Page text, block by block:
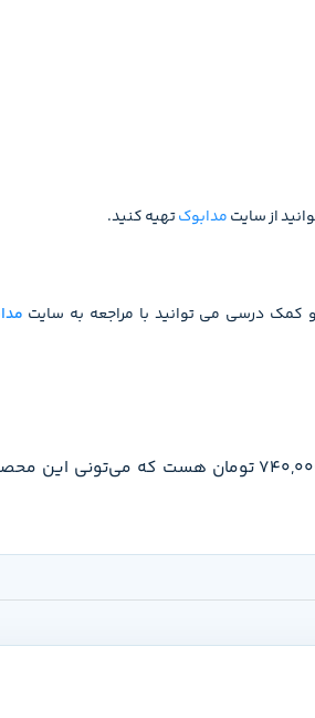
مدابوکتهیه کنید.
درسی می توانید با مراجعه به سایت
قیمت دیکته شب اول دبستان کارپوچینو گاج تو تاریخ 1405/05/15